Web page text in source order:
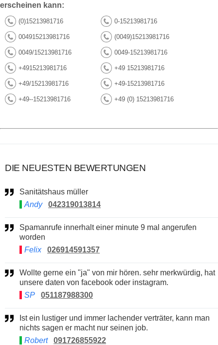
erscheinen kann:
(0)15213981716 0-15213981716
004915213981716 (0049)15213981716
0049/15213981716 0049-15213981716
+4915213981716 +49 15213981716
+49/15213981716 +49-15213981716
+49--15213981716 +49 (0) 15213981716
DIE NEUESTEN BEWERTUNGEN
Sanitätshaus müller
Andy
042319013814
Spamanrufe innerhalt einer minute 9 mal angerufen
worden
Felix
026914591357
Wollte gerne ein "ja" von mir hören. sehr merkwürdig, hat
unsere daten von facebook oder instagram.
SP
051187988300
nichts sagen er macht nur seinen job.
Robert
091726855922